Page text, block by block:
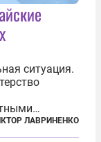
ситуация.
с целью
ЛАВРИНЕНКО